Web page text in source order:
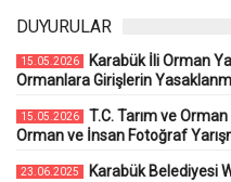
DUYURULAR
15.05.2026
Karabük İli Orman
Ormanlara Girişlerin
15.05.2026
T.C. Tarım ve Orman
Orman ve İnsan Fotoğraf
23.06.2025 Karabük Belediyesi